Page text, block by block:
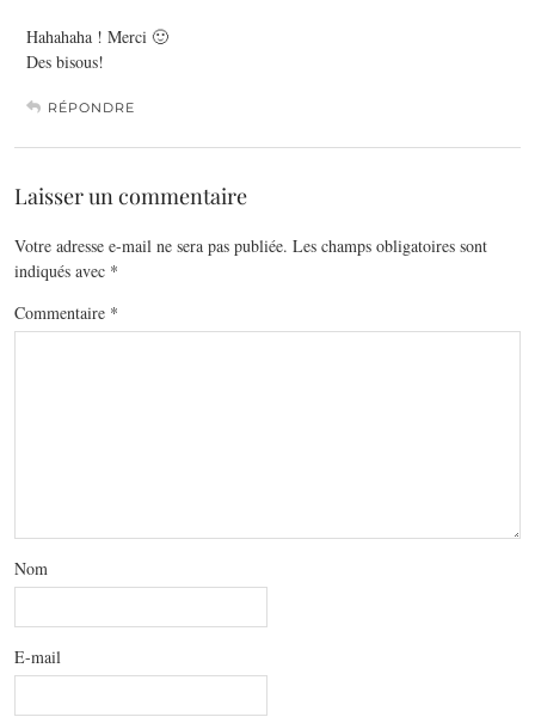
Hahahaha ! Merci 🙂
Des bisous!
RÉPONDRE
Laisser un commentaire
Votre adresse e-mail ne sera pas publiée. Les champs obligatoires sont
indiqués avec *
Commentaire *
Nom
E-mail